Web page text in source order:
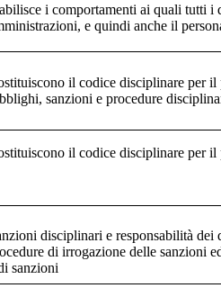
i comportamenti ai quali tutti i
e quindi anche il
il codice disciplinare per
sanzioni e procedure
il codice disciplinare per il
disciplinari e responsabilità
di irrogazione delle sanzioni
sanzioni